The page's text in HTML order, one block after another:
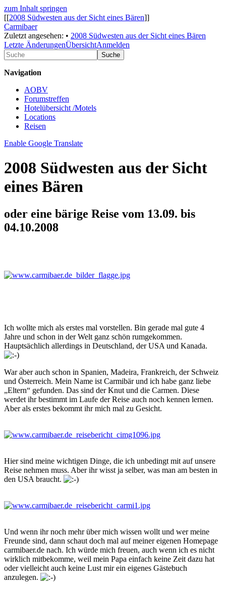
zum Inhalt springen
[[2008 Südwesten aus der Sicht eines Bären]]
Carmibaer
Zuletzt angesehen: • 2008 Südwesten aus der Sicht eines Bären
Letzte ÄnderungenÜbersichtAnmelden
Suche
Navigation
AOBV
Forumstreffen
Hotelübersicht /Motels
Locations
Reisen
Enable Google Translate
2008 Südwesten aus der Sicht
eines Bären
oder eine bärige Reise vom 13.09. bis
04.10.2008
Ich wollte mich als erstes mal vorstellen. Bin gerade mal gute 4
Jahre und schon in der Welt ganz schön rumgekommen.
Hauptsächlich allerdings in Deutschland, der USA und Kanada.
War aber auch schon in Spanien, Madeira, Frankreich, der Schweiz
und Österreich. Mein Name ist Carmibär und ich habe ganz liebe
„Eltern“ gefunden. Das sind der Knut und die Carmen. Diese
werdet ihr bestimmt im Laufe der Reise auch noch kennen lernen.
Aber als erstes bekommt ihr mich mal zu Gesicht.
Hier sind meine wichtigen Dinge, die ich unbedingt mit auf unsere
Reise nehmen muss. Aber ihr wisst ja selber, was man am besten in
den USA braucht.
Und wenn ihr noch mehr über mich wissen wollt und wer meine
Freunde sind, dann schaut doch mal auf meiner eigenen Homepage
carmibaer.de nach. Ich würde mich freuen, auch wenn ich es nicht
wirklich mitbekomme, weil mein Papa einfach keine Zeit dazu hat
oder vielleicht auch keine Lust mir ein eigenes Gästebuch
anzulegen.